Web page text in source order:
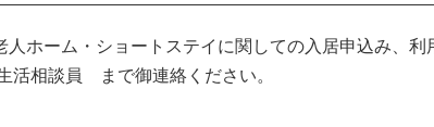
ホーム・ショートステイに関しての入居申込み、
活相談員 まで御連絡ください。